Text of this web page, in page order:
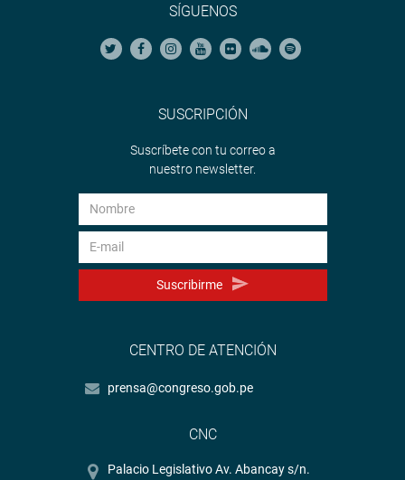
SÍGUENOS
SUSCRIPCIÓN
Suscríbete con tu correo a
nuestro newsletter.
Suscribirme
CENTRO DE ATENCIÓN
prensa@congreso.gob.pe
CNC
Palacio Legislativo Av. Abancay s/n.